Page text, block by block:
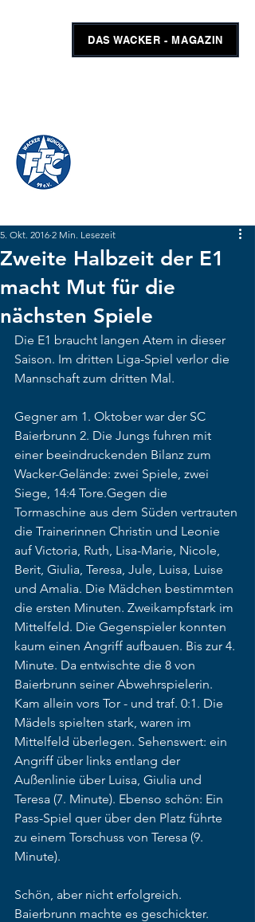
DAS WACKER - MAGAZIN
Zweite Halbzeit der E1
macht Mut für die
nächsten Spiele
5. Okt. 2016 2 Min. Lesezeit
Die E1 braucht langen Atem in dieser
Saison. Im dritten Liga-Spiel verlor die
Mannschaft zum dritten Mal.
Gegner am 1. Oktober war der SC
Baierbrunn 2. Die Jungs fuhren mit
einer beeindruckenden Bilanz zum
Wacker-Gelände: zwei Spiele, zwei
Siege, 14:4 Tore.Gegen die
Tormaschine aus dem Süden vertrauten
die Trainerinnen Christin und Leonie
auf Victoria, Ruth, Lisa-Marie, Nicole,
Berit, Giulia, Teresa, Jule, Luisa, Luise
und Amalia. Die Mädchen bestimmten
die ersten Minuten. Zweikampfstark im
Mittelfeld. Die Gegenspieler konnten
kaum einen Angriff aufbauen. Bis zur 4.
Minute. Da entwischte die 8 von
Baierbrunn seiner Abwehrspielerin.
Kam allein vors Tor - und traf. 0:1. Die
Mädels spielten stark, waren im
Mittelfeld überlegen. Sehenswert: ein
Angriff über links entlang der
Außenlinie über Luisa, Giulia und
Teresa (7. Minute). Ebenso schön: Ein
Pass-Spiel quer über den Platz führte
zu einem Torschuss von Teresa (9.
Minute).
Schön, aber nicht erfolgreich.
Baierbrunn machte es geschickter.